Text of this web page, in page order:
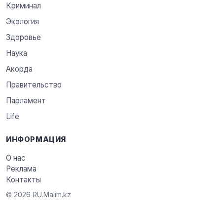
Криминал
Экология
Здоровье
Наука
Акорда
Правительство
Парламент
Life
ИНФОРМАЦИЯ
О нас
Реклама
Контакты
© 2026 RU.Malim.kz